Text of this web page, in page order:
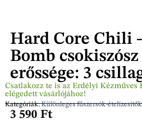
Csatlakozz te is az Erdélyi Kézműves
elégedett vásárlójához!
Kategóriák:Különleges fűszersók-
Hard Core Chili
Bomb
erőssége: 3
3 590 Ft